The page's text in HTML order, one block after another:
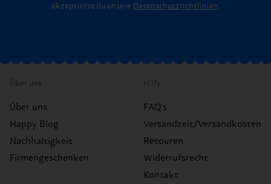
akzeptierst du unsere Datenschutzrichtlinien.
Über uns
Über uns
Happy Blog
Nachhaltigkeit
Firmengeschenken
Hilfe
FAQ's
Versandzeit/Versandkosten
Retouren
Widerrufsrecht
Kontakt